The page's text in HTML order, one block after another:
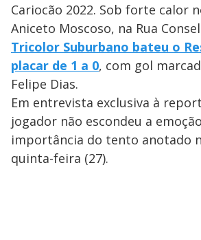
Cariocão 2022. Sob forte calor
Aniceto Moscoso, na Rua
Tricolor Suburbano bateu o
placar de 1 a 0, com gol
Felipe Dias.
Em entrevista exclusiva à
jogador não escondeu a
importância do tento anotado
quinta-feira (27).